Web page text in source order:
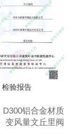
检验报告
D300铝合金材质
变风量文丘里阀